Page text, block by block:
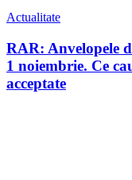
Actualitate
RAR: Anvelopele
1 noiembrie. Ce
acceptate